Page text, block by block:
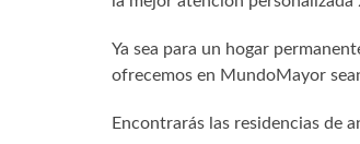
Ya sea para un hogar
ofrecemos en MundoMayor
Encontrarás las residencias de